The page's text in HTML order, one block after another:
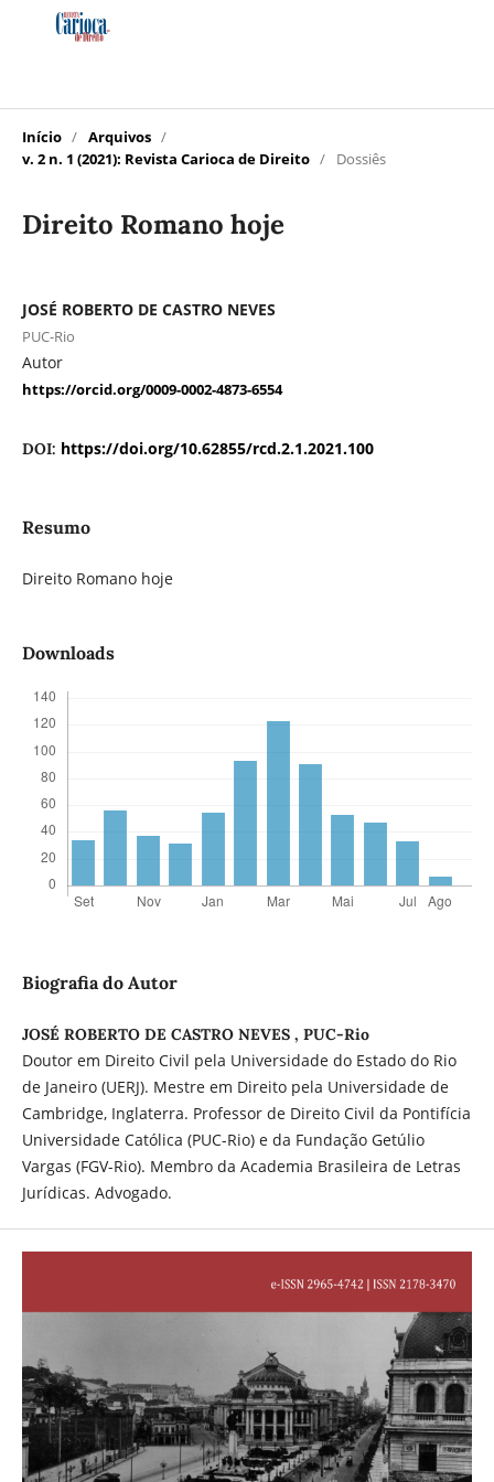
Início / Arquivos /
v. 2 n. 1 (2021): Revista Carioca de Direito / Dossiês
Direito Romano hoje
JOSÉ ROBERTO DE CASTRO NEVES
PUC-Rio
Autor
https://orcid.org/0009-0002-4873-6554
DOI: https://doi.org/10.62855/rcd.2.1.2021.100
Resumo
Direito Romano hoje
Downloads
Biografia do Autor
JOSÉ ROBERTO DE CASTRO NEVES , PUC-Rio
Doutor em Direito Civil pela Universidade do Estado do Rio
de Janeiro (UERJ). Mestre em Direito pela Universidade de
Cambridge, Inglaterra. Professor de Direito Civil da Pontifícia
Universidade Católica (PUC-Rio) e da Fundação Getúlio
Vargas (FGV-Rio). Membro da Academia Brasileira de Letras
Jurídicas. Advogado.